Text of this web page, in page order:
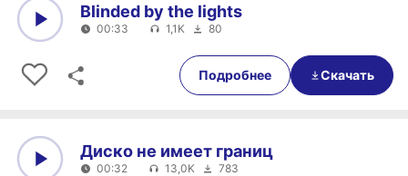
00:33
Blinded by the lights
00:33 1,1K 80
Подробнее Скачать
Диско не имеет границ
00:32 13,0K 783